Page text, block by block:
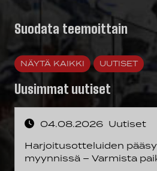
Suodata teemoittain
NÄYTÄ KAIKKI UUTISET
Uusimmat uutiset
04.08.2026 Uutiset
Harjoitusotteluiden
myynnissä – Varmista